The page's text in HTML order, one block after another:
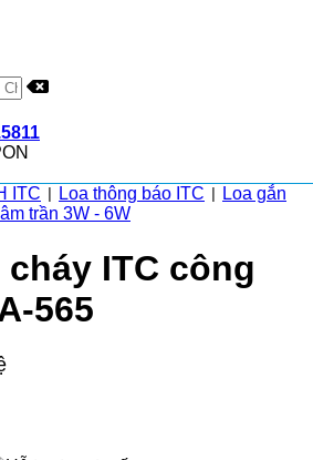
ITC Loa thông báo ITC
Loa gắn
trần 3W - 6W
ITC công
565